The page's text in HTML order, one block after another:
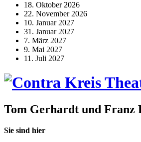
18. Oktober 2026
22. November 2026
10. Januar 2027
31. Januar 2027
7. März 2027
9. Mai 2027
11. Juli 2027
Tom Gerhardt und Franz
Sie sind hier